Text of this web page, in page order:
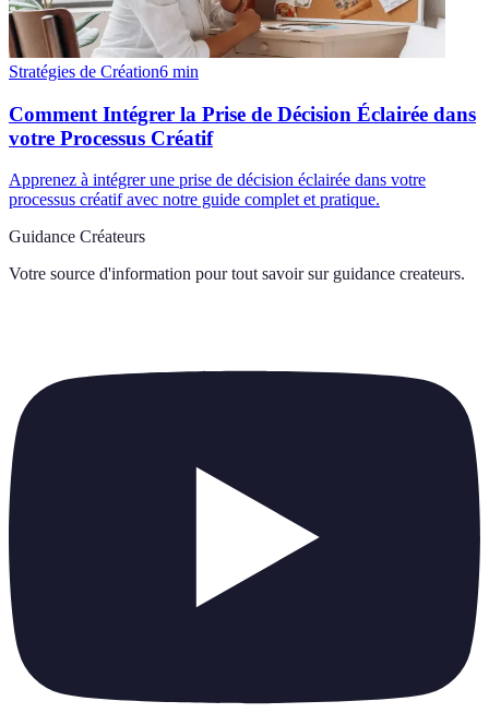
Stratégies de Création6 min
Comment Intégrer la Prise de Décision Éclairée dans
votre Processus Créatif
Apprenez à intégrer une prise de décision éclairée dans votre
processus créatif avec notre guide complet et pratique.
Guidance Créateurs
Votre source d'information pour tout savoir sur guidance createurs.